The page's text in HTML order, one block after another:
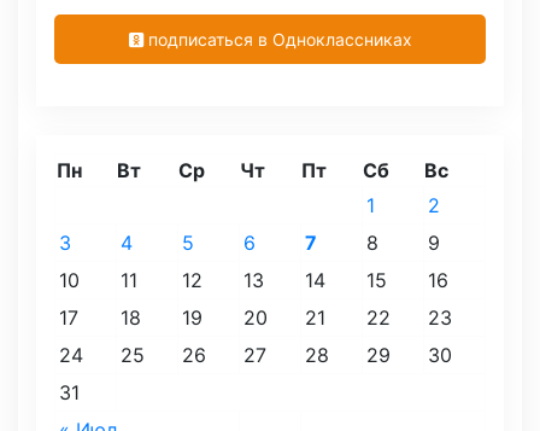
подписаться в Одноклассниках
Пн Вт Ср Чт Пт Сб Вс
1
2
3
4 5 6 7 8
9
10
11 12 13 14 15
16
17
18 19 20 21 22
23
24
25 26 27 28 29
30
31